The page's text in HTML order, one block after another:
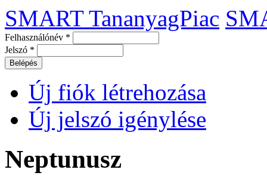
SMART TananyagPiac
Felhasználónév *
Jelszó *
Új fiók létrehozása
Új jelszó igénylése
Neptunusz